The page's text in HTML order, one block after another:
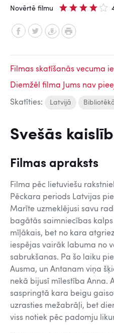
Novērtē filmu
Filmas skatīšanās vecuma
Diemžēl filma Jums nav
Skatīties: Latvijā
Svešās
Filmas apraksts
Filma pēc lietuviešu
Pēckara periods Latvijas
Marīte uzmeklējusi savu
bagātās saimniecības
mīļākais, bet no kara
iespējas vairāk labuma no
sabrukšanas. Pa šo laiku
Ausma, un Antanam viņa
nekā bijusī mīlestība Anna.
saspringtā kara beigu
uzrasties mežabrāļi, bet
viss notiek pēc padomju